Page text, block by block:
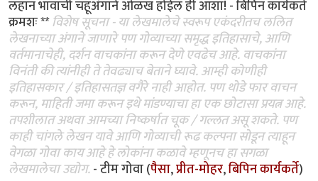
लहान भावाची चहूअंगाने ओळख होईल ही आशा! - बिपिन कार्यकर्ते
क्रमशः **विशेष सूचना - या लेखमालेचे स्वरूप एकंदरीतच ललित
लेखनाच्या अंगाने जाणारे पण गोव्याच्या समृद्ध इतिहासाचे, आणि
वर्तमानाचेही, दर्शन वाचकांना करून देणे एवढेच आहे. वाचकांना
विनंती की त्यांनीही ते तेवढ्याच बेताने घ्यावे. आम्ही कोणीही
इतिहासकार / इतिहासतज्ञ वगैरे नाही आहोत. पण थोडे फार वाचन
करून, माहिती जमा करून इथे मांडण्याचा हा एक छोटासा प्रयत्न आहे.
तपशीलात अथवा आमच्या निष्कर्षात चूक / गल्लत असू शकते. पण
काही चांगले लेखन यावे आणि गोव्याची रूढ कल्पना सोडून त्याहून
वेगळा गोवा काय आहे हे लोकांना कळावे म्हणूनच हा सगळा
लेखमालेचा उद्योग.- टीम गोवा (पैसा,प्रीत-मोहर,बिपिन कार्यकर्ते)